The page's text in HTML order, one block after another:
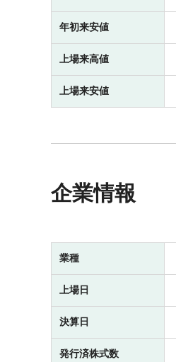
年初来安値
上場来高値
上場来安値
企業情報
業種
上場日
決算日
発行済株式数